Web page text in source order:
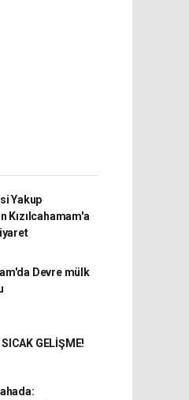
Yakup
Kızılcahamam'a
Devre mülk
GELİŞME!